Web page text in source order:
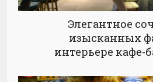
Элегантное
изысканных
интерьере кафе-